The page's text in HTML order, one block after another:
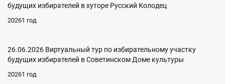
будущих избирателей в хуторе Русский Колодец
20261 год
26.06.2026 Виртуальный тур по избирательному участку
будущих избирателей в Советинском Доме культуры
20261 год